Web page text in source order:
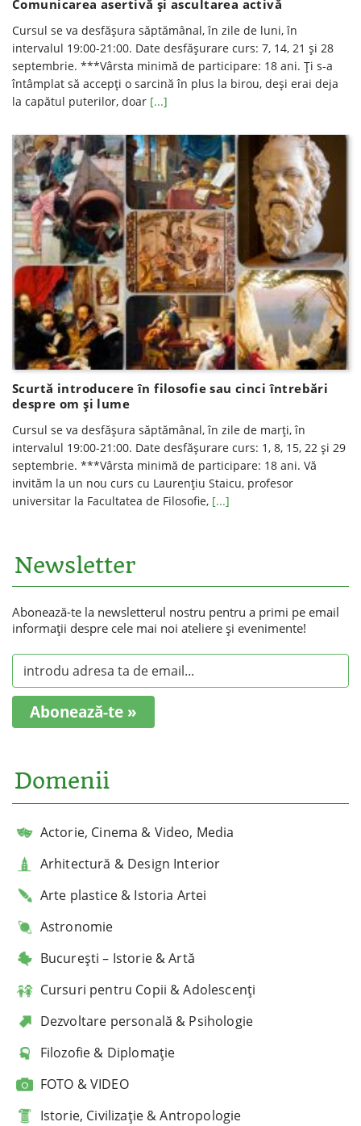
Comunicarea asertivă și ascultarea activă
Cursul se va desfăşura săptămânal, în zile de luni, în
intervalul 19:00-21:00. Date desfăşurare curs: 7, 14, 21 și 28
septembrie. ***Vârsta minimă de participare: 18 ani. Ți s-a
întâmplat să accepți o sarcină în plus la birou, deși erai deja
la capătul puterilor, doar [...]
Scurtă introducere în filosofie sau cinci întrebări
despre om și lume
Cursul se va desfăşura săptămânal, în zile de marţi, în
intervalul 19:00-21:00. Date desfăşurare curs: 1, 8, 15, 22 și 29
septembrie. ***Vârsta minimă de participare: 18 ani. Vă
invităm la un nou curs cu Laurențiu Staicu, profesor
universitar la Facultatea de Filosofie, [...]
Newsletter
Abonează-te la newsletterul nostru pentru a primi pe email
informaţii despre cele mai noi ateliere şi evenimente!
Abonează-te »
Domenii
Actorie, Cinema & Video, Media
Arhitectură & Design Interior
Arte plastice & Istoria Artei
Astronomie
București – Istorie & Artă
Cursuri pentru Copii & Adolescenți
Dezvoltare personală & Psihologie
Filozofie & Diplomație
FOTO & VIDEO
Istorie, Civilizație & Antropologie